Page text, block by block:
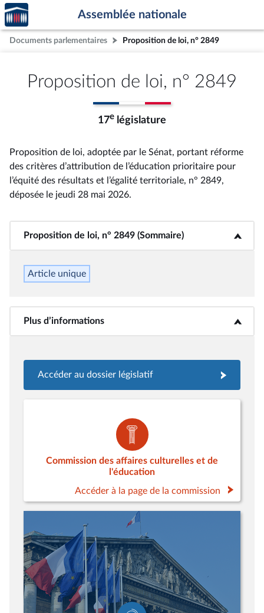
Aller au contenu
Aller en bas de la page
Accèder
à la
page
d'accueil
Assemblée nationale
Documents parlementaires Proposition de loi, n° 2849
Proposition de loi, n° 2849
17e législature
Proposition de loi, adoptée par le Sénat, portant réforme
des critères d’attribution de l’éducation prioritaire pour
l’équité des résultats et l’égalité territoriale, n° 2849,
déposée le jeudi 28 mai 2026.
Proposition de loi, n° 2849 (Sommaire)
<b>Proposition de loi, n° 2849 (Sommaire)</b>
Article unique
Plus d’informations<b>Plus d’informations</b>
Accéder au dossier législatif
Commission des affaires culturelles et de
l'éducation
Accéder à la page de la commission